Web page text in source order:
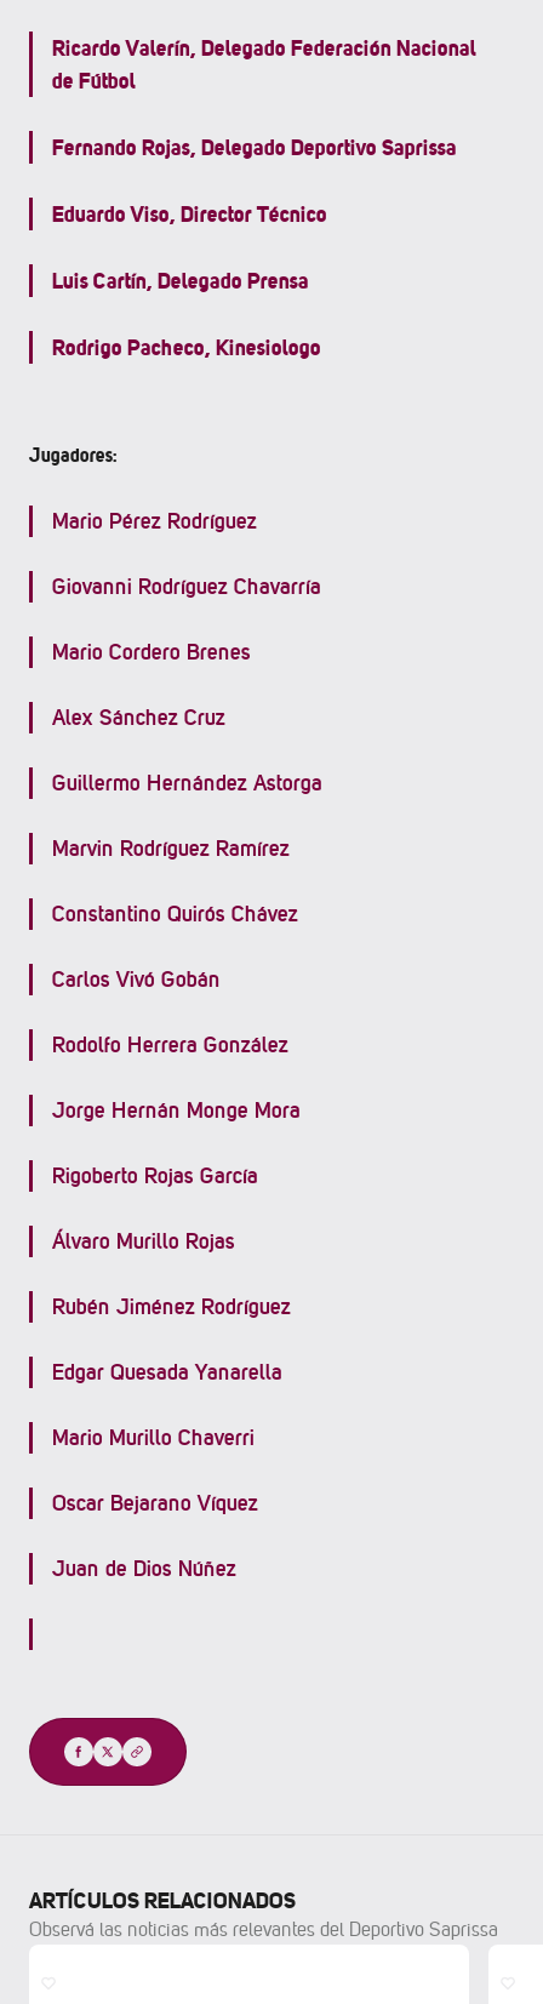
Ricardo Valerín, Delegado Federación Nacional
de Fútbol
Fernando Rojas, Delegado Deportivo Saprissa
Eduardo Viso, Director Técnico
Luis Cartín, Delegado Prensa
Rodrigo Pacheco, Kinesiologo
Jugadores:
Mario Pérez Rodríguez
Giovanni Rodríguez Chavarría
Mario Cordero Brenes
Alex Sánchez Cruz
Guillermo Hernández Astorga
Marvin Rodríguez Ramírez
Constantino Quirós Chávez
Carlos Vivó Gobán
Rodolfo Herrera González
Jorge Hernán Monge Mora
Rigoberto Rojas García
Álvaro Murillo Rojas
Rubén Jiménez Rodríguez
Edgar Quesada Yanarella
Mario Murillo Chaverri
Oscar Bejarano Víquez
Juan de Dios Núñez
Compartir
ARTÍCULOS RELACIONADOS
Observá las noticias más relevantes del Deportivo Saprissa